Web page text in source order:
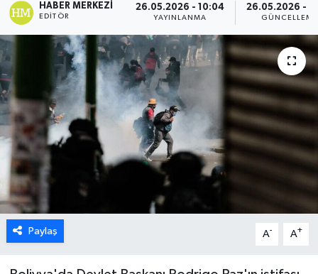
HABER MERKEZI
EDITÖR
26.05.2026 - 10:04
YAYINLANMA
26.05.2026 -
GÜNCELLEME
Paylaş A- A+
EKONOMİ
ENGLISH
ESENTEPE
GAZİMAĞUSA
GİRNE
GÜNDEM
GÜNEY KIBRIS